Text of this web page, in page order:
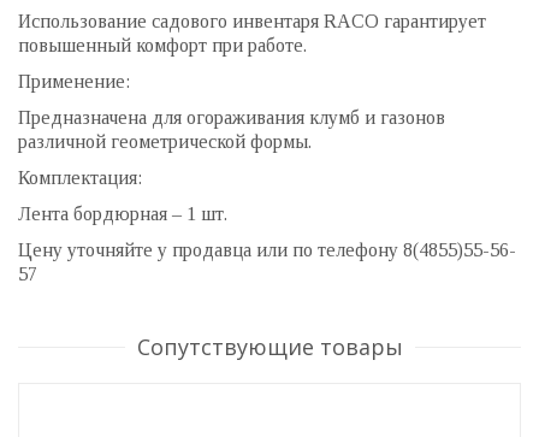
Использование садового инвентаря RACO гарантирует
повышенный комфорт при работе.
Применение:
Предназначена для огораживания клумб и газонов
различной геометрической формы.
Комплектация:
Лента бордюрная – 1 шт.
Цену уточняйте у продавца или по телефону 8(4855)55-56-
57
Сопутствующие товары